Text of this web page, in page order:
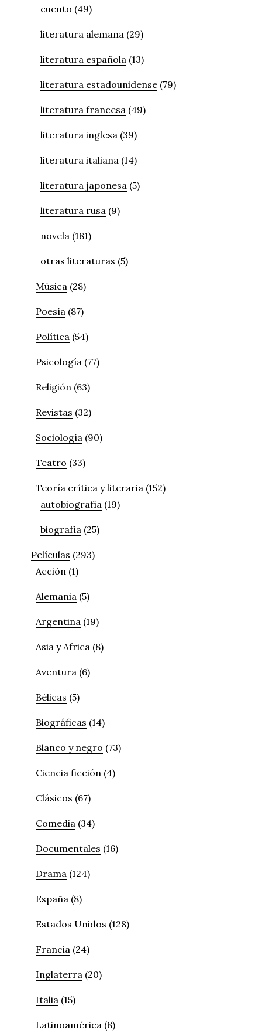
cuento (49)
literatura alemana (29)
literatura española (13)
literatura estadounidense (79)
literatura francesa (49)
literatura inglesa (39)
literatura italiana (14)
literatura japonesa (5)
literatura rusa (9)
novela (181)
otras literaturas (5)
Música (28)
Poesía (87)
Política (54)
Psicología (77)
Religión (63)
Revistas (32)
Sociología (90)
Teatro (33)
Teoría crítica y literaria (152)
autobiografía (19)
biografía (25)
Películas (293)
Acción (1)
Alemania (5)
Argentina (19)
Asia y Africa (8)
Aventura (6)
Bélicas (5)
Biográficas (14)
Blanco y negro (73)
Ciencia ficción (4)
Clásicos (67)
Comedia (34)
Documentales (16)
Drama (124)
España (8)
Estados Unidos (128)
Francia (24)
Inglaterra (20)
Italia (15)
Latinoamérica (8)